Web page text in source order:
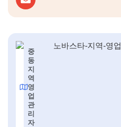
중
동
지
역
영
업
관
리
자